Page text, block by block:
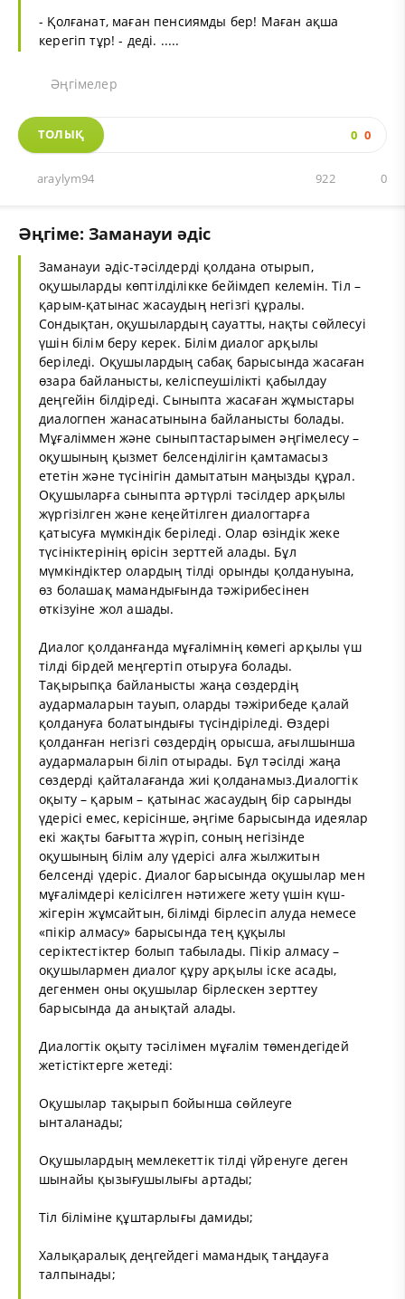
- Қолғанат, маған пенсиямды бер! Маған ақша
керегіп тұр! - деді. .....
Әңгімелер
ТОЛЫҚ 0 0
araylym94 0
922
Әңгіме: Заманауи әдіс
Заманауи әдіс-тәсілдерді қолдана отырып,
оқушыларды көптілділікке бейімдеп келемін. Тіл –
қарым-қатынас жасаудың негізгі құралы.
Сондықтан, оқушылардың сауатты, нақты сөйлесуі
үшін білім беру керек. Білім диалог арқылы
беріледі. Оқушылардың сабақ барысында жасаған
өзара байланысты, келіспеушілікті қабылдау
деңгейін білдіреді. Сыныпта жасаған жұмыстары
диалогпен жанасатынына байланысты болады.
Мұғаліммен және сыныптастарымен әңгімелесу –
оқушының қызмет белсенділігін қамтамасыз
ететін және түсінігін дамытатын маңызды құрал.
Оқушыларға сыныпта әртүрлі тәсілдер арқылы
жүргізілген және кеңейтілген диалогтарға
қатысуға мүмкіндік беріледі. Олар өзіндік жеке
түсініктерінің өрісін зерттей алады. Бұл
мүмкіндіктер олардың тілді орынды қолдануына,
өз болашақ мамандығында тәжірибесінен
өткізуіне жол ашады.
Диалог қолданғанда мұғалімнің көмегі арқылы үш
тілді бірдей меңгертіп отыруға болады.
Тақырыпқа байланысты жаңа сөздердің
аудармаларын тауып, оларды тәжірибеде қалай
қолдануға болатындығы түсіндіріледі. Өздері
қолданған негізгі сөздердің орысша, ағылшынша
аудармаларын біліп отырады. Бұл тәсілді жаңа
сөздерді қайталағанда жиі қолданамыз.Диалогтік
оқыту – қарым – қатынас жасаудың бір сарынды
үдерісі емес, керісінше, әңгіме барысында идеялар
екі жақты бағытта жүріп, соның негізінде
оқушының білім алу үдерісі алға жылжитын
белсенді үдеріс. Диалог барысында оқушылар мен
мұғалімдері келісілген нәтижеге жету үшін күш-
жігерін жұмсайтын, білімді бірлесіп алуда немесе
«пікір алмасу» барысында тең құқылы
серіктестіктер болып табылады. Пікір алмасу –
оқушылармен диалог құру арқылы іске асады,
дегенмен оны оқушылар бірлескен зерттеу
барысында да анықтай алады.
Диалогтік оқыту тәсілімен мұғалім төмендегідей
жетістіктерге жетеді:
Оқушылар тақырып бойынша сөйлеуге
ынталанады;
Оқушылардың мемлекеттік тілді үйренуге деген
шынайы қызығушылығы артады;
Тіл біліміне құштарлығы дамиды;
Халықаралық деңгейдегі мамандық таңдауға
талпынады;